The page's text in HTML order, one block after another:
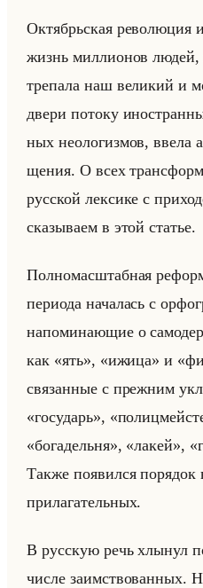
Ок­тябрьская ре­во­лю­ция
жизнь мил­ли­онов
тре­па­ла наш ве­ли­кий и
двери по­то­ку
ных нео­ло­гиз­мов, ввела
ще­ния. О всех
рус­ской лек­си­ке с
ска­зы­ва­ем в этой ста­тье.
Пол­но­мас­штаб­ная
пе­ри­ода на­ча­лась с
на­по­ми­на­ющие о
как «ять», «ижица» и
свя­зан­ные с преж­ним
«государь»,
«богадельня», «лакей»,
Также по­явил­ся
при­ла­га­тельных.
В рус­скую речь хлы­нул
числе за­им­ство­ван­ных.